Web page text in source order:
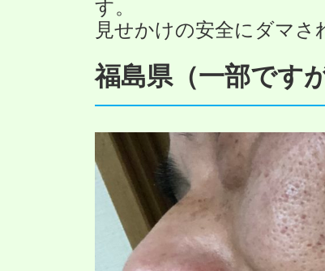
す。
見せかけの安全にダマさ
福島県（一部です